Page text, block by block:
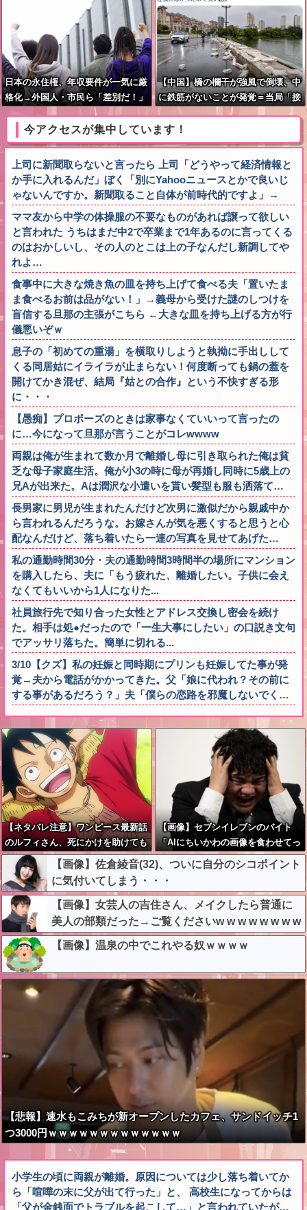
日本の永住権、年収要件が一気に厳
格化→外国人・市民ら「差別だ！」
【中国】橋の欄干が強風で倒壊、中
に鉄筋がないことが発覚＝当局「接
着剤で固定した」
今アクセスが集中しています！
上司に新聞取らないと言ったら 上司「どうやって経済情報と
か手に入れるんだ」ぼく「別にYahooニュースとかで良いじ
ゃないんですか。新聞取ること自体が前時代的ですよ」→
ママ友から中学の体操服の不要なものがあれば譲って欲しい
と言われた うちはまだ中2で卒業まで1年あるのに言ってくる
のはおかしいし、その人のとこは上の子なんだし新調してや
れよ…
食事中に大きな焼き魚の皿を持ち上げて食べる夫「置いたま
ま食べるお前は品がない！」→義母から受けた謎のしつけを
盲信する旦那の主張がこちら ←大きな皿を持ち上げる方が行
儀悪いぞｗ
息子の「初めての重湯」を横取りしようと執拗に手出しして
くる同居姑にイライラが止まらない！何度断っても鍋の蓋を
開けてかき混ぜ、結局『姑との合作』という不快すぎる形
に・・・
【愚痴】プロポーズのときは家事なくていいって言ったの
に…今になって旦那が言うことがコレwwww
両親は俺が生まれて数か月で離婚し母に引き取られた俺は貧
乏な母子家庭生活。俺が小3の時に母が再婚し同時に5歳上の
兄Aが出来た。Aは潤沢な小遣いを貰い髪型も服も洒落て…
長男家に男児が生まれたんだけど次男に激似だから親戚中か
ら言われるんだろうな。お嫁さんが気を悪くすると思うと心
配なんだけど、落ち着いたら一連の写真を見せてあげた…
私の通勤時間30分・夫の通勤時間3時間半の場所にマンション
を購入したら、夫に「もう疲れた、離婚したい。子供に会え
なくてもいいから1人になりた...
社員旅行先で知り合った女性とアドレス交換し密会を続け
た。相手は処●だったので「一生大事にしたい」の口説き文句
でアッサリ落ちた。簡単に切れる...
3/10【クズ】私の妊娠と同時期にプリンも妊娠してた事が発
覚→夫から電話がかかってきた。父「娘に代われ？その前に
する事があるだろう？」夫「僕らの恋路を邪魔しないでく…
【ネタバレ注意】ワンピース最新話
のルフィさん、死にかけを助けても
らったジジイに悪態を吐いてしま
う・・・
【画像】セブンイレブンのバイト
「AIにちいかわの画像を食わせてっ
と………できた！」→とんでもない
ものが出来上がってしまうw w w w
【画像】佐倉綾音(32)、ついに自分のシコポイント
に気付いてしまう・・・
【画像】女芸人の吉住さん、メイクしたら普通に
美人の部類だった→ご覧くださいw w w w w w w w
【画像】温泉の中でこれやる奴ｗｗｗｗ
【悲報】速水もこみちが新オープンしたカフェ、サンドイッチ1
つ3000円ｗｗｗｗｗｗｗｗｗｗｗｗｗ
小学生の頃に両親が離婚。原因については少し落ち着いてか
ら「喧嘩の末に父が出て行った」と、 高校生になってからは
「父が金銭面でトラブルを起こして…」と言われていたが…